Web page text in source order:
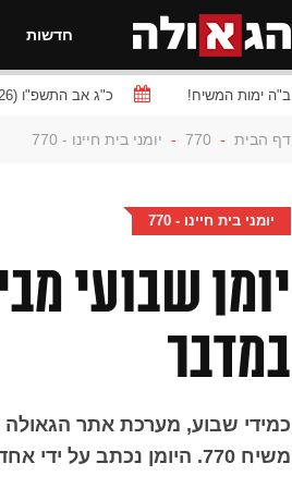
חדשות
ב"ה ימות המשיח! כ"ג אב התשפ"ו (06.08.2026) פרשת
דף הבית -
770
- יומני בית חיינו - 770
יומני בית חיינו - 770
יומן שבועי
במדבר
כמידי שבוע, מערכת אתר הגאולה
משיח 770. היומן נכתב על ידי אחד התמימים הלומדים בשנת ה'קבוצה'